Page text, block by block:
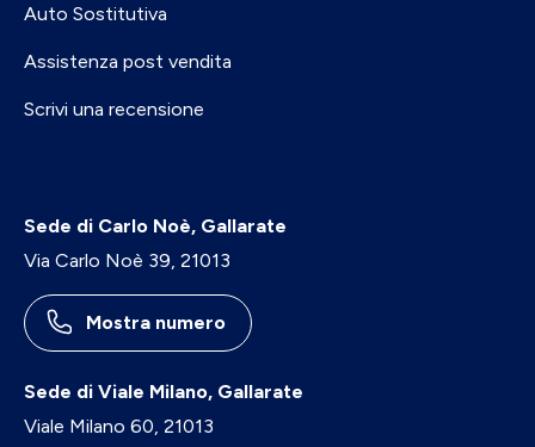
Auto Sostitutiva
Assistenza post vendita
Scrivi una recensione
Sede di Carlo Noè, Gallarate
Via Carlo Noè 39, 21013
Mostra numero
Sede di Viale Milano, Gallarate
Viale Milano 60, 21013